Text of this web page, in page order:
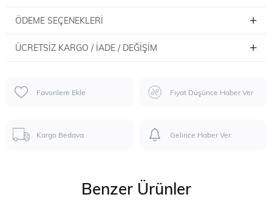
ÖDEME SEÇENEKLERI
ÜCRETSIZ KARGO / İADE / DEĞIŞIM
Favorilere Ekle Fiyat Düşünce Haber Ver
Kargo Bedava Gelince Haber Ver
Benzer Ürünler